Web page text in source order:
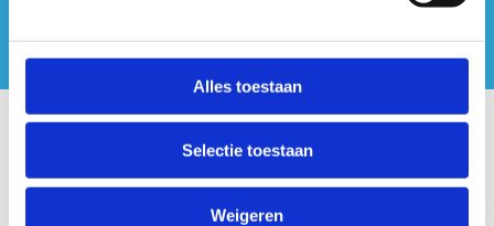
Alles toestaan
Selectie toestaan
Weigeren